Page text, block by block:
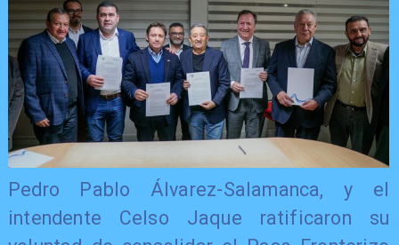
​Pedro Pablo Álvarez-Salamanca, y el
intendente Celso Jaque ratificaron su